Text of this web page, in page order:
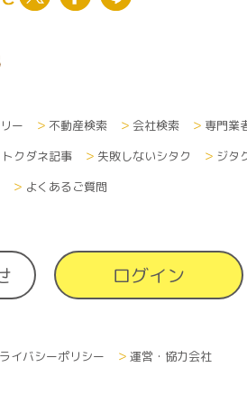
ー
不動産検索 会社検索
専門業
トクダネ記事 失敗しないシタク
ジタ
よくあるご質問
ログイン
イバシーポリシー 運営・協力会社